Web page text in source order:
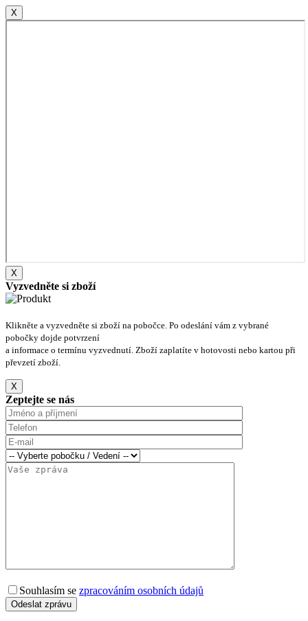
X
X
Vyzvedněte si zboží
Klikněte a vyzvedněte si zboží na pobočce. Po odeslání vám z vybrané
pobočky dojde potvrzení
a informace o termínu vyzvednutí. Zboží zaplatíte v hotovosti nebo kartou při
převzetí zboží.
X
Zeptejte se nás
Souhlasím se zpracováním osobních údajů